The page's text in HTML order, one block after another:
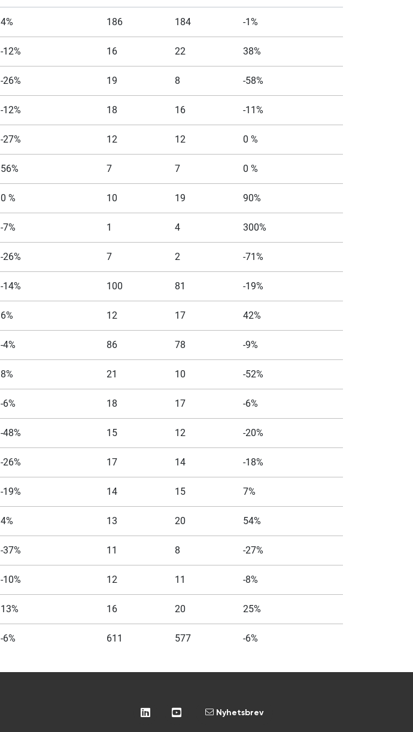
4% 186 184 -1%
-12% 16 22 38%
-26% 19 8 -58%
-12% 18 16 -11%
-27% 12 12 0 %
56% 7 7 0 %
0 % 10 19 90%
-7% 1 4 300%
-26% 7 2 -71%
-14% 100 81 -19%
6% 12 17 42%
-4% 86 78 -9%
8% 21 10 -52%
-6% 18 17 -6%
-48% 15 12 -20%
-26% 17 14 -18%
-19% 14 15 7%
4% 13 20 54%
-37% 11 8 -27%
-10% 12 11 -8%
13% 16 20 25%
-6% 611 577 -6%
Nyhetsbrev